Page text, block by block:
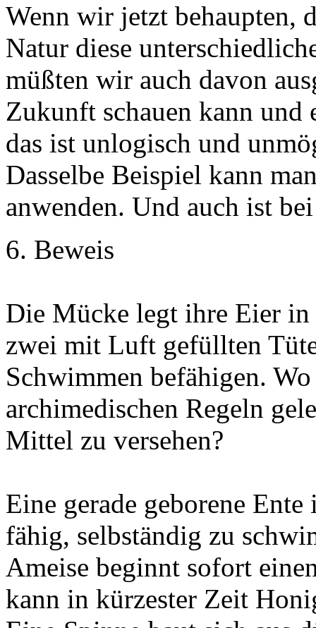
Wenn wir jetzt behaupten,
Natur diese
müßten wir auch davon
Zukunft schauen kann und
das ist unlogisch und
Dasselbe Beispiel kann
anwenden. Und auch ist
6. Beweis
Die Mücke legt ihre Eier
zwei mit Luft gefüllten
Schwimmen befähigen.
archimedischen Regeln
Mittel zu versehen?
Eine gerade geborene
fähig, selbständig zu
Ameise beginnt sofort
kann in kürzester Zeit